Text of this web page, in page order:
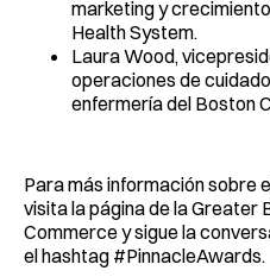
marketing y
Health System.
Laura Wood,
operaciones de
enfermería del Boston
Para más información sobre
visita la página de la Greater
Commerce y sigue la
el hashtag #PinnacleAwards.